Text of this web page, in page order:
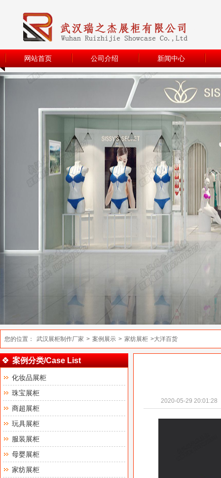
网站首页 公司介绍 新闻中心
您的位置： 武汉展柜制作厂家 > 案例展示 > 家纺展柜 >大洋百货
案例分类/Case List
化妆品展柜
珠宝展柜
商超展柜
玩具展柜
服装展柜
母婴展柜
家纺展柜
2020-05-29 20:01:28